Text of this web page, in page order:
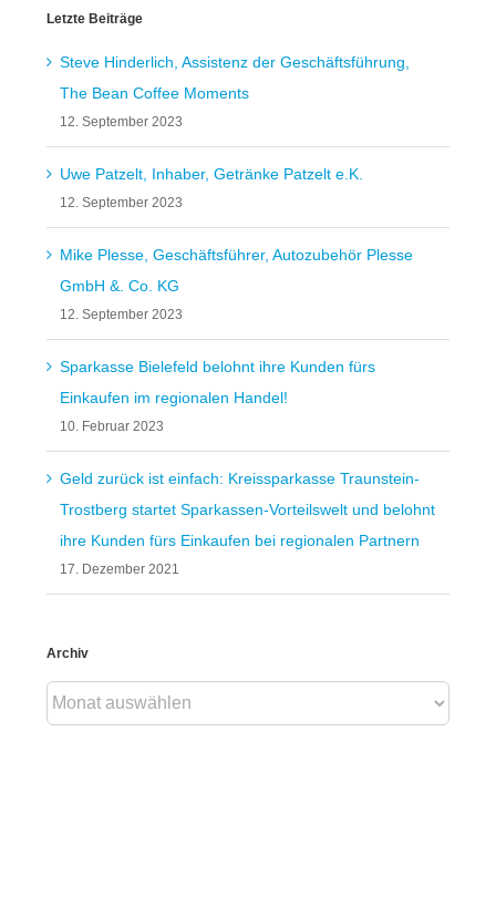
Letzte Beiträge
Steve Hinderlich, Assistenz der Geschäftsführung,
The Bean Coffee Moments
12. September 2023
Uwe Patzelt, Inhaber, Getränke Patzelt e.K.
12. September 2023
Mike Plesse, Geschäftsführer, Autozubehör Plesse
GmbH &. Co. KG
12. September 2023
Sparkasse Bielefeld belohnt ihre Kunden fürs
Einkaufen im regionalen Handel!
10. Februar 2023
Geld zurück ist einfach: Kreissparkasse Traunstein-
Trostberg startet Sparkassen-Vorteilswelt und belohnt
ihre Kunden fürs Einkaufen bei regionalen Partnern
17. Dezember 2021
Archiv
Archiv